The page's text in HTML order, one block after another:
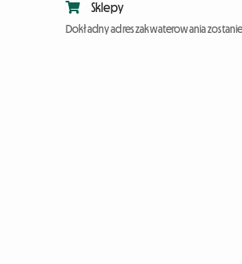
Sklepy
Dokładny adres zakwaterowania